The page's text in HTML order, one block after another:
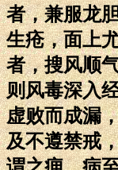
者，兼服龙
生疮，面上
者，搜风顺
则风毒深入
虚败而成漏
及不遵禁戒